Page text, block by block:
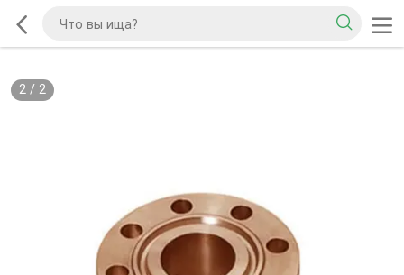
2/ 2